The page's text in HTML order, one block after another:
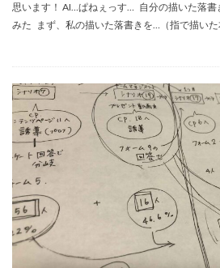
思います！ AI…ぱねぇっす… 自分の描いた落書
みた まず、私の描いた落書きを…（指で描い